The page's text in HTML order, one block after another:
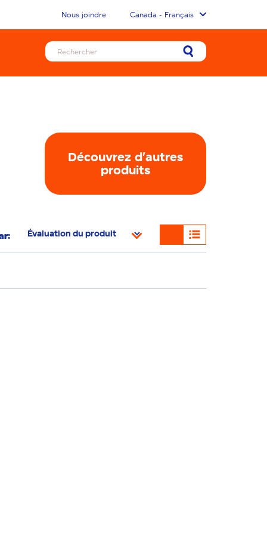
Nous joindre Canada - Français
Découvrez d'autres
produits